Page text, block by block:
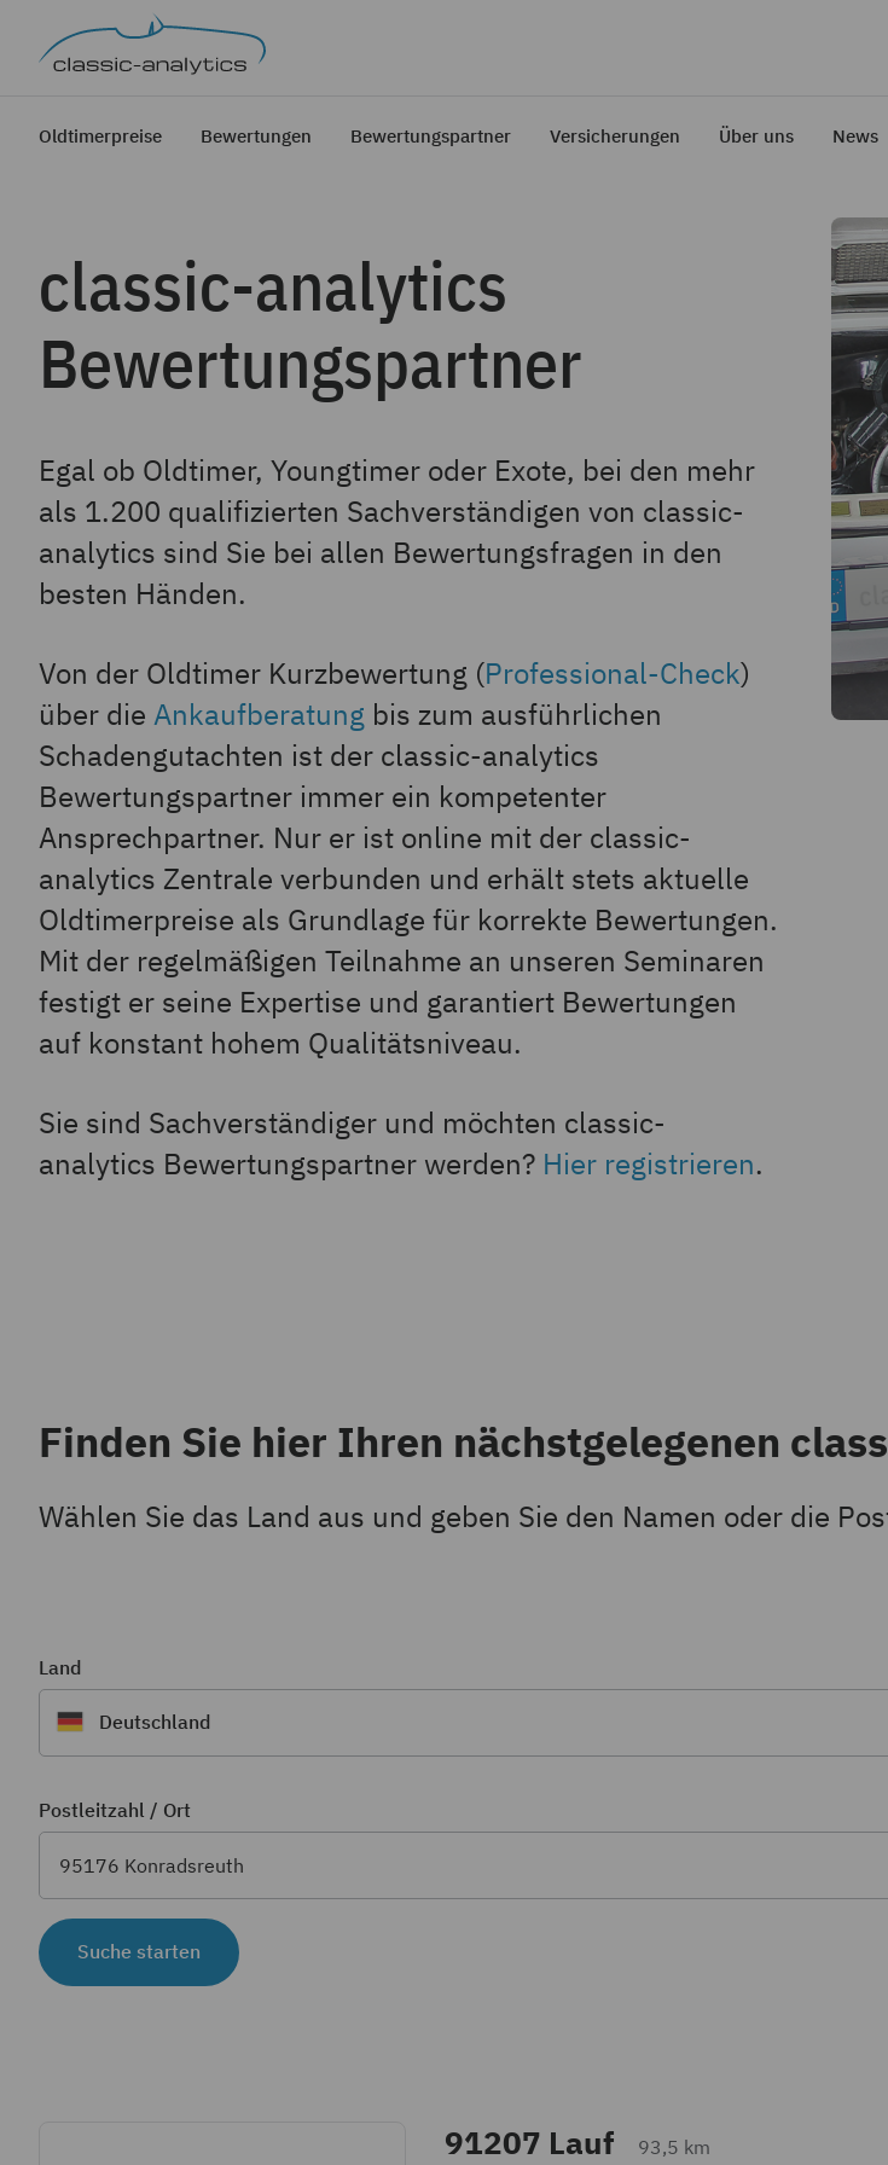
Oldtimerpreise Bewertungen Bewertungspartner Versicherungen Über uns News
classic-analytics
Bewertungspartner
Egal ob Oldtimer, Youngtimer oder Exote, bei den mehr
als 1.200 qualifizierten Sachverständigen von classic-
analytics sind Sie bei allen Bewertungsfragen in den
besten Händen.
Von der Oldtimer Kurzbewertung (Professional-Check)
über die Ankaufberatung bis zum ausführlichen
Schadengutachten ist der classic-analytics
Bewertungspartner immer ein kompetenter
Ansprechpartner. Nur er ist online mit der classic-
analytics Zentrale verbunden und erhält stets aktuelle
Oldtimerpreise als Grundlage für korrekte Bewertungen.
Mit der regelmäßigen Teilnahme an unseren Seminaren
festigt er seine Expertise und garantiert Bewertungen
auf konstant hohem Qualitätsniveau.
Sie sind Sachverständiger und möchten classic-
analytics Bewertungspartner werden? Hier registrieren.
Finden Sie hier Ihren nächstgelegenen
Wählen Sie das Land aus und geben Sie den Namen oder die
Land
Deutschland
Postleitzahl / Ort
Suche starten
91207 Lauf 93,5 km